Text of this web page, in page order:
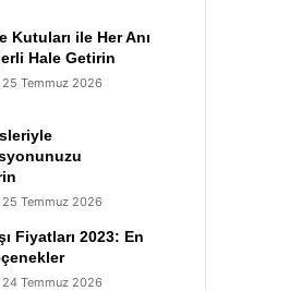
Kutuları ile Her Anı
Hale Getirin
25 Temmuz 2026
25 Temmuz 2026
Fiyatları 2023: En
24 Temmuz 2026